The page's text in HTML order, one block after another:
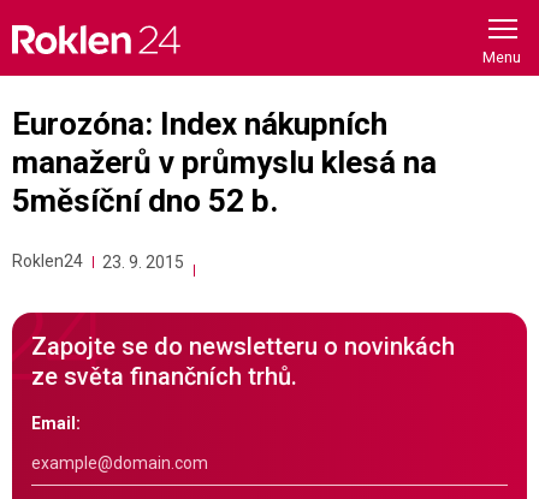
content
Eurozóna: Index nákupních
manažerů v průmyslu klesá na
5měsíční dno 52 b.
Roklen24 23. 9. 2015
Zapojte se do newsletteru o novinkách
ze světa finančních trhů.
Email: